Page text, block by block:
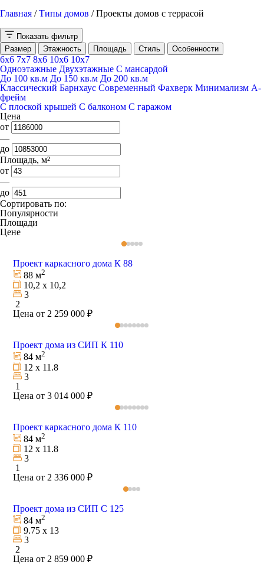
Главная /Типы домов /Проекты домов с террасой
Показать фильтр
Размер
Этажность Площадь Стиль Особенности
6x6 7x7 8x6 10x6 10x7
Одноэтажные Двухэтажные С мансардой
До 100 кв.м До 150 кв.м До 200 кв.м
Классический Барнхаус Современный Фахверк Минимализм А-
фрейм
С плоской крышей С балконом С гаражом
Цена
от
—
до
Площадь, м²
от
—
до
Сортировать по:
Популярности
Площади
Цене
Проект каркасного дома К 88
88 м2
10,2 х 10,2
3
2
Цена от 2 259 000 ₽
Проект дома из СИП К 110
84 м2
12 х 11.8
3
1
Цена от 3 014 000 ₽
Проект каркасного дома К 110
84 м2
12 х 11.8
3
1
Цена от 2 336 000 ₽
Проект дома из СИП С 125
84 м2
9.75 х 13
3
2
Цена от 2 859 000 ₽